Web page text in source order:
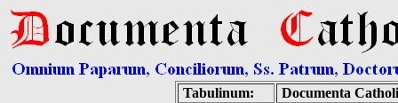
Tabulinum:
Documenta